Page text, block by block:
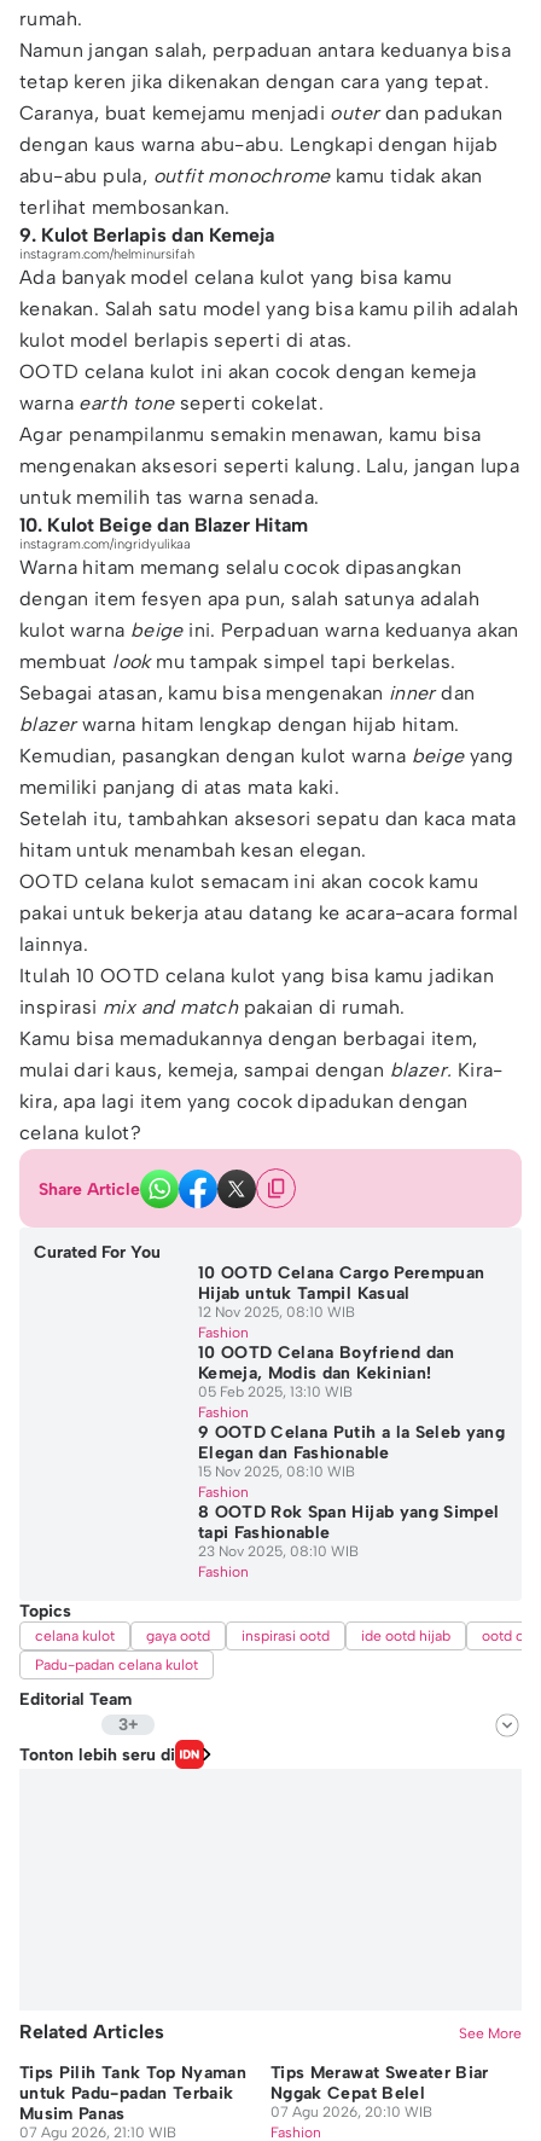
rumah.
Namun jangan salah, perpaduan antara keduanya bisa
tetap keren jika dikenakan dengan cara yang tepat.
Caranya, buat kemejamu menjadi outerdan padukan
dengan kaus warna abu-abu. Lengkapi dengan hijab
abu-abu pula, outfit monochromekamu tidak akan
terlihat membosankan.
9. Kulot Berlapis dan Kemeja
instagram.com/helminursifah
Ada banyak model celana kulot yang bisa kamu
kenakan. Salah satu model yang bisa kamu pilih adalah
kulot model berlapis seperti di atas.
OOTD celana kulot ini akan cocok dengan kemeja
warna earth toneseperti cokelat.
Agar penampilanmu semakin menawan, kamu bisa
mengenakan aksesori seperti kalung. Lalu, jangan lupa
untuk memilih tas warna senada.
10. Kulot Beige dan Blazer Hitam
instagram.com/ingridyulikaa
Warna hitam memang selalu cocok dipasangkan
dengan item fesyen apa pun, salah satunya adalah
kulot warna beigeini. Perpaduan warna keduanya akan
membuat lookmu tampak simpel tapi berkelas.
Sebagai atasan, kamu bisa mengenakan innerdan
blazerwarna hitam lengkap dengan hijab hitam.
Kemudian, pasangkan dengan kulot warna beigeyang
memiliki panjang di atas mata kaki.
Setelah itu, tambahkan aksesori sepatu dan kaca mata
hitam untuk menambah kesan elegan.
OOTD celana kulot semacam ini akan cocok kamu
pakai untuk bekerja atau datang ke acara-acara formal
lainnya.
Itulah 10 OOTD celana kulot yang bisa kamu jadikan
inspirasi mix and matchpakaian di rumah.
Kamu bisa memadukannya dengan berbagai item,
mulai dari kaus, kemeja, sampai dengan blazer. Kira-
kira, apa lagi item yang cocok dipadukan dengan
celana kulot?
Share Article
Curated For You
10 OOTD Celana Cargo Perempuan
Hijab untuk Tampil Kasual
12 Nov 2025, 08:10 WIB
Fashion
10 OOTD Celana Boyfriend dan
Kemeja, Modis dan Kekinian!
05 Feb 2025, 13:10 WIB
Fashion
9 OOTD Celana Putih a la Seleb yang
Elegan dan Fashionable
15 Nov 2025, 08:10 WIB
Fashion
8 OOTD Rok Span Hijab yang Simpel
tapi Fashionable
23 Nov 2025, 08:10 WIB
Fashion
Topics
celana kulot gaya ootd inspirasi ootd ide ootd hijab
ootd
Padu-padan celana kulot
Editorial Team
3+
Editor
Michael Richards
Tonton lebih seru di
Related Articles See More
Tips Pilih Tank Top Nyaman
untuk Padu-padan Terbaik
Musim Panas
07 Agu 2026, 21:10 WIB
Tips Merawat Sweater Biar
Nggak Cepat Belel
07 Agu 2026, 20:10 WIB
Fashion